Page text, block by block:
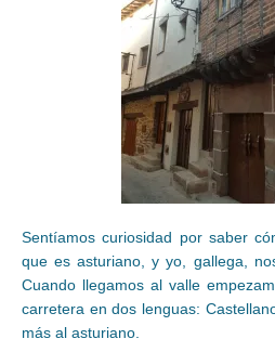
Sentíamos curiosidad por saber
que es asturiano, y yo, gallega,
Cuando llegamos al valle
carretera en dos lenguas:
más al asturiano.